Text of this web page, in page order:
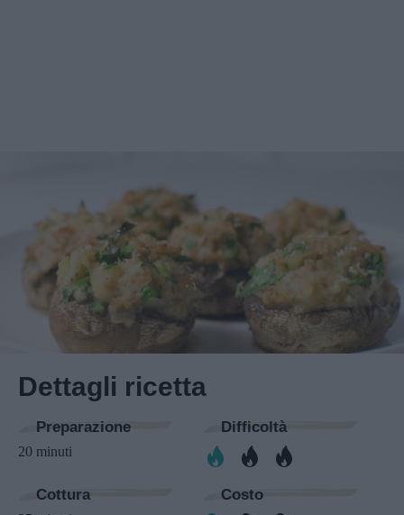
Dettagli ricetta
Preparazione
20 minuti
Difficoltà
Cottura Costo